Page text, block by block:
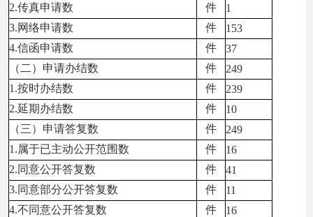
2.传真申请数
件
1
3.网络申请数
件
153
4.信函申请数
件
37
（二）申请办结数
件
249
1.按时办结数
件
239
2.延期办结数
件
10
（三）申请答复数
件
249
1.属于已主动公开范围数
件
16
2.同意公开答复数
件
41
3.同意部分公开答复数
件
11
4.不同意公开答复数
件
16